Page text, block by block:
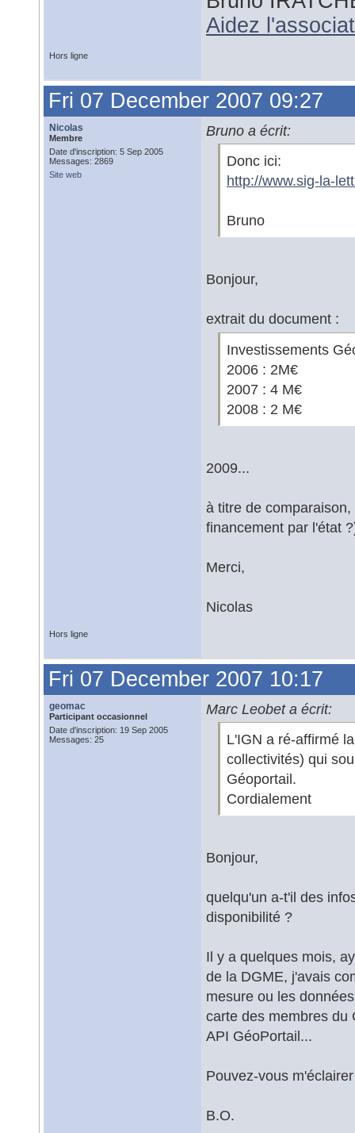
Aidez
Hors ligne
Fri 07 December 2007 09:27
Nicolas
Membre
Date d'inscription: 5 Sep 2005
Messages: 2869
Site web
Bruno a écrit:
Donc ici:
http://www.sig-la-
Bruno
Bonjour,
extrait du document :
Investissements
2006 : 2M€
2007 : 4 M€
2008 : 2 M€
2009...
à titre de
financement par l'état
Merci,
Nicolas
Hors ligne
Fri 07 December 2007 10:17
geomac
Participant occasionnel
Date d'inscription: 19 Sep 2005
Messages: 25
Marc Leobet a écrit:
L'IGN a ré-affirmé
collectivités) qui
Géoportail.
Cordialement
Bonjour,
quelqu'un a-t'il des
disponibilité ?
Il y a quelques mois,
de la DGME, j'avais
mesure ou les
carte des membres du
API GéoPortail...
Pouvez-vous
B.O.